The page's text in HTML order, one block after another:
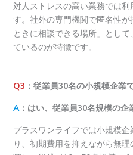
対人ストレスの高い業務では
す。社外の専門機関で匿名性
ときに相談できる場所」とし
ているのが特徴です。
Q3 ：従業員30名の小規模企業
A：はい、従業員30名規模の企
プラスワンライフでは小規模
り、初期費用を抑えながら無